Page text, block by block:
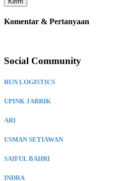
Komentar & Pertanyaan
Social Community
RUN LOGISTICS
UPINK JABRIK
ARI
USMAN SETIAWAN
SAIFUL BAHRI
INDRA